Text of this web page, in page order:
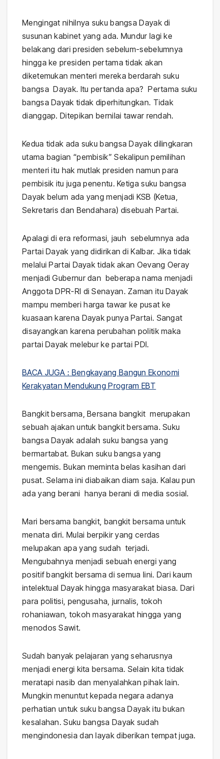
Mengingat nihilnya suku bangsa Dayak di
susunan kabinet yang ada. Mundur lagi ke
belakang dari presiden sebelum-sebelumnya
hingga ke presiden pertama tidak akan
diketemukan menteri mereka berdarah suku
bangsa Dayak. Itu pertanda apa? Pertama suku
bangsa Dayak tidak diperhitungkan. Tidak
dianggap. Ditepikan bernilai tawar rendah.
Kedua tidak ada suku bangsa Dayak dilingkaran
utama bagian “pembisik” Sekalipun pemilihan
menteri itu hak mutlak presiden namun para
pembisik itu juga penentu. Ketiga suku bangsa
Dayak belum ada yang menjadi KSB (Ketua,
Sekretaris dan Bendahara) disebuah Partai.
Apalagi di era reformasi, jauh sebelumnya ada
Partai Dayak yang didirikan di Kalbar. Jika tidak
melalui Partai Dayak tidak akan Oevang Oeray
menjadi Gubernur dan beberapa nama menjadi
Anggota DPR-RI di Senayan. Zaman itu Dayak
mampu memberi harga tawar ke pusat ke
kuasaan karena Dayak punya Partai. Sangat
disayangkan karena perubahan politik maka
partai Dayak melebur ke partai PDI.
BACA JUGA : Bengkayang Bangun Ekonomi
Kerakyatan Mendukung Program EBT
Bangkit bersama, Bersana bangkit merupakan
sebuah ajakan untuk bangkit bersama. Suku
bangsa Dayak adalah suku bangsa yang
bermartabat. Bukan suku bangsa yang
mengemis. Bukan meminta belas kasihan dari
pusat. Selama ini diabaikan diam saja. Kalau pun
ada yang berani hanya berani di media sosial.
Mari bersama bangkit, bangkit bersama untuk
menata diri. Mulai berpikir yang cerdas
melupakan apa yang sudah terjadi.
Mengubahnya menjadi sebuah energi yang
positif bangkit bersama di semua lini. Dari kaum
intelektual Dayak hingga masyarakat biasa. Dari
para politisi, pengusaha, jurnalis, tokoh
rohaniawan, tokoh masyarakat hingga yang
menodos Sawit.
Sudah banyak pelajaran yang seharusnya
menjadi energi kita bersama. Selain kita tidak
meratapi nasib dan menyalahkan pihak lain.
Mungkin menuntut kepada negara adanya
perhatian untuk suku bangsa Dayak itu bukan
kesalahan. Suku bangsa Dayak sudah
mengindonesia dan layak diberikan tempat juga.